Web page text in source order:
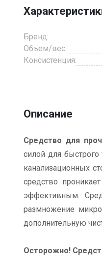
1
Бренд:
Объем/вес:
Консистенция:
Описание
Средство для
силой для
канализационных
средство
эффективным.
размножение
дополнительную
Осторожно!